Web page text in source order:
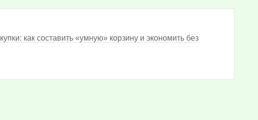
как составить «умную» корзину и экономить без